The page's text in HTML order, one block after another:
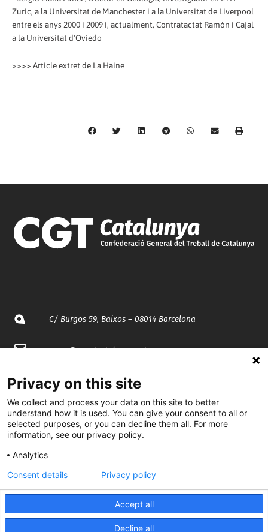
Zuric, a la Universitat de Manchester i a la Universitat de Liverpool
entre els anys 2000 i 2009 i, actualment, Contratactat Ramón i Cajal
a la Universitat d'Oviedo
>>>> Article extret de La Haine
C/ Burgos 59, Baixos – 08014 Barcelona
spccc@spcgtcatalunya.cat
935 120 481
@CGTCatalunya
cgtcatalunya
CGTCatalunya
Privacy on this site
We collect and process your data on this site to better
understand how it is used. You can give your consent to all or
selected purposes, or you can decline them all. For more
information, see our privacy policy.
Analytics
Accept all
Decline all
Consent details Privacy policy